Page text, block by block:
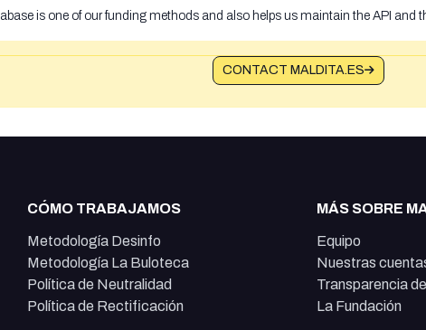
is one of our funding methods and also helps us maintain the API and
CONTACT MALDITA.ES
CÓMO TRABAJAMOS
Metodología Desinfo
Metodología La Buloteca
Política de Neutralidad
Política de Rectificación
MÁS SOBRE
Equipo
Nuestras
Transparencia
La Fundación